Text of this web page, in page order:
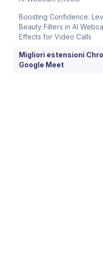
Boosting Confidence:
Beauty Filters in AI
Effects for Video Calls
Migliori estensioni
Google Meet